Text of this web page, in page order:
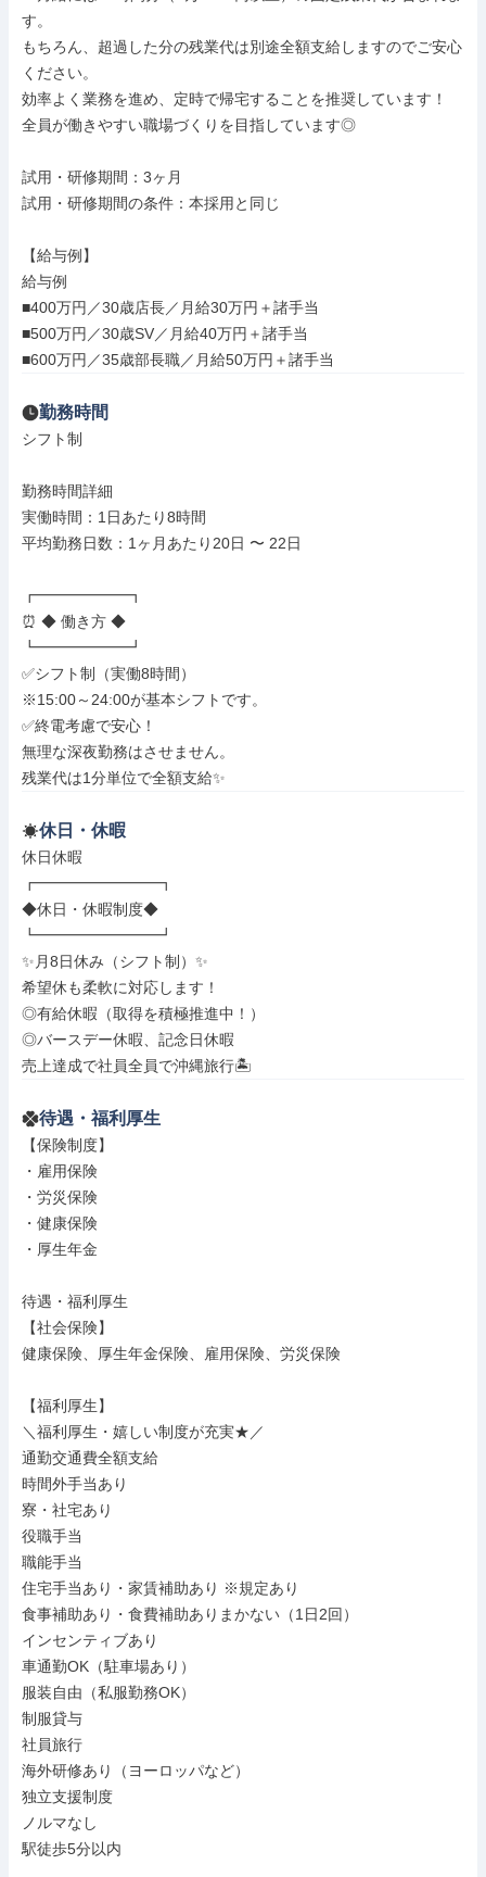
す。
もちろん、超過した分の残業代は別途全額支給しますのでご安心
ください。
効率よく業務を進め、定時で帰宅することを推奨しています！
全員が働きやすい職場づくりを目指しています◎
試用・研修期間：3ヶ月
試用・研修期間の条件：本採用と同じ
【給与例】
給与例
■400万円／30歳店長／月給30万円＋諸手当
■500万円／30歳SV／月給40万円＋諸手当
■600万円／35歳部長職／月給50万円＋諸手当
勤務時間
シフト制
勤務時間詳細
実働時間：1日あたり8時間
平均勤務日数：1ヶ月あたり20日 〜 22日
┏━━━━━━┓
⏰ ◆ 働き方 ◆
┗━━━━━━┛
✅シフト制（実働8時間）
※15:00～24:00が基本シフトです。
✅終電考慮で安心！
無理な深夜勤務はさせません。
残業代は1分単位で全額支給✨
休日・休暇
休日休暇
┏━━━━━━━━┓
◆休日・休暇制度◆
┗━━━━━━━━┛
✨月8日休み（シフト制）✨
希望休も柔軟に対応します！
◎有給休暇（取得を積極推進中！）
◎バースデー休暇、記念日休暇
売上達成で社員全員で沖縄旅行🏝️
待遇・福利厚生
【保険制度】
・雇用保険
・労災保険
・健康保険
・厚生年金
待遇・福利厚生
【社会保険】
健康保険、厚生年金保険、雇用保険、労災保険
【福利厚生】
＼福利厚生・嬉しい制度が充実★／
通勤交通費全額支給
時間外手当あり
寮・社宅あり
役職手当
職能手当
住宅手当あり・家賃補助あり ※規定あり
食事補助あり・食費補助ありまかない（1日2回）
インセンティブあり
車通勤OK（駐車場あり）
服装自由（私服勤務OK）
制服貸与
社員旅行
海外研修あり（ヨーロッパなど）
独立支援制度
ノルマなし
駅徒歩5分以内